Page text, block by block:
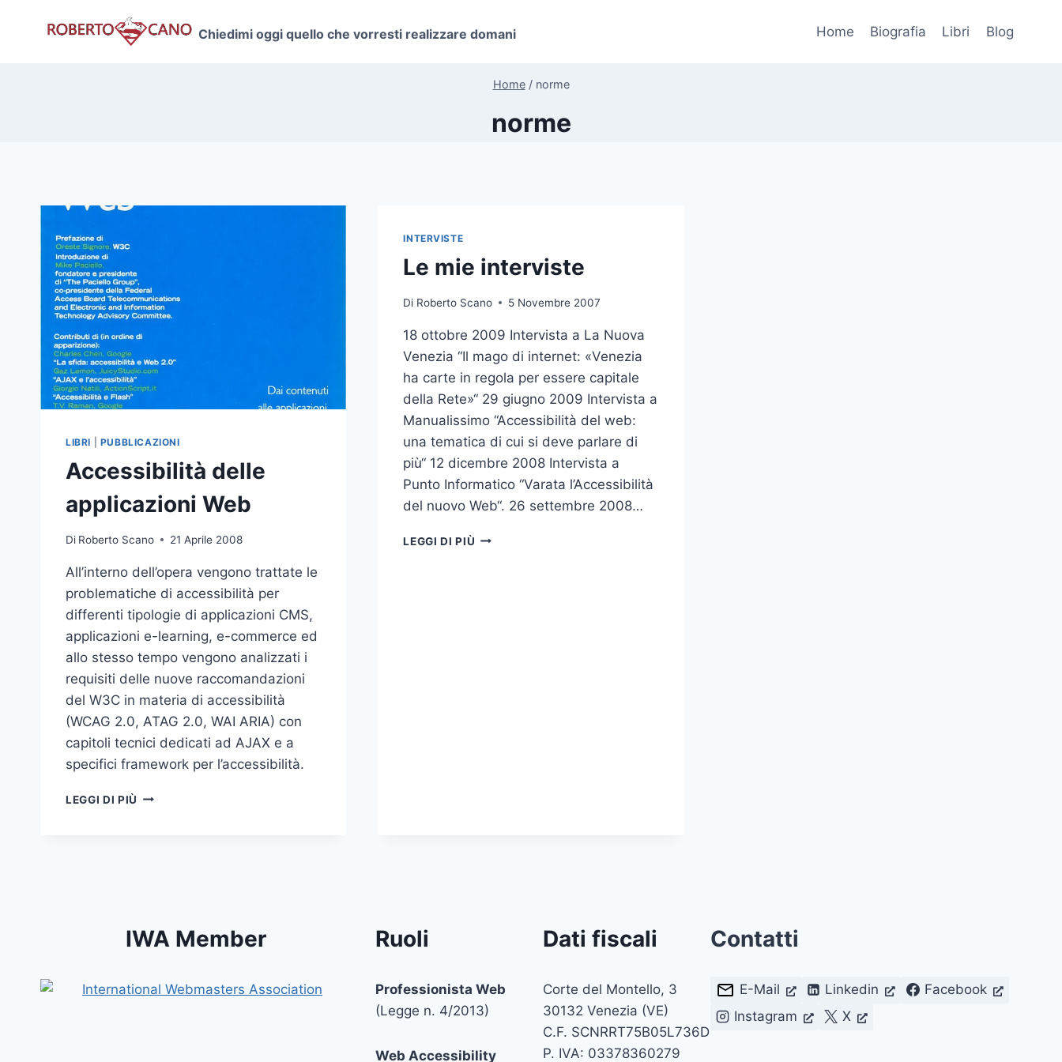
Chiedimi oggi quello che vorresti realizzare domani Home Biografia Libri Blog
Home / norme
norme
LIBRI PUBBLICAZIONI
Accessibilità delle
applicazioni Web
Di Roberto Scano 21 Aprile 2008
All’interno dell’opera vengono trattate le
problematiche di accessibilità per
differenti tipologie di applicazioni CMS,
applicazioni e-learning, e-commerce ed
allo stesso tempo vengono analizzati i
requisiti delle nuove raccomandazioni
del W3C in materia di accessibilità
(WCAG 2.0, ATAG 2.0, WAI ARIA) con
capitoli tecnici dedicati ad AJAX e a
specifici framework per l’accessibilità.
LEGGI DI PIÙ ACCESSIBILITÀ
INTERVISTE
Le mie interviste
Di Roberto Scano 5 Novembre 2007
18 ottobre 2009 Intervista a La Nuova
Venezia “Il mago di internet: «Venezia
ha carte in regola per essere capitale
della Rete»“ 29 giugno 2009 Intervista a
Manualissimo “Accessibilità del web:
una tematica di cui si deve parlare di
più“ 12 dicembre 2008 Intervista a
Punto Informatico “Varata l’Accessibilità
del nuovo Web“. 26 settembre 2008…
LEGGI DI PIÙ LE
IWA Member Ruoli
Professionista Web
(Legge n. 4/2013)
Web Accessibility
Dati fiscali
Corte del Montello, 3
30132 Venezia (VE)
C.F. SCNRRT75B05L736D
P. IVA: 03378360279
Contatti
E-Mail Linkedin
Facebook
Instagram
X